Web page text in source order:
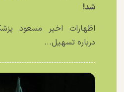
شد!
اظهارات اخیر مسعود
درباره تسهیل...